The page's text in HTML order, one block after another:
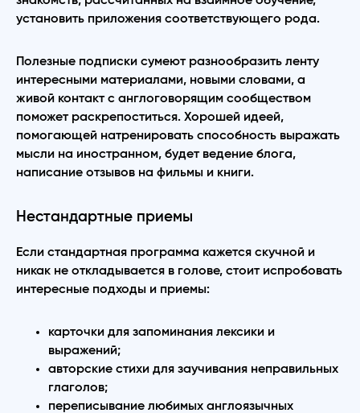
установить приложения соответствующего рода.
Полезные подписки сумеют разнообразить ленту
интересными материалами, новыми словами, а
живой контакт с англоговорящим сообществом
поможет раскрепоститься. Хорошей идеей,
помогающей натренировать способность выражать
мысли на иностранном, будет ведение блога,
написание отзывов на фильмы и книги.
Нестандартные приемы
Если стандартная программа кажется скучной и
никак не откладывается в голове, стоит испробовать
интересные подходы и приемы:
карточки для запоминания лексики и
выражений;
авторские стихи для заучивания неправильных
глаголов;
переписывание любимых англоязычных